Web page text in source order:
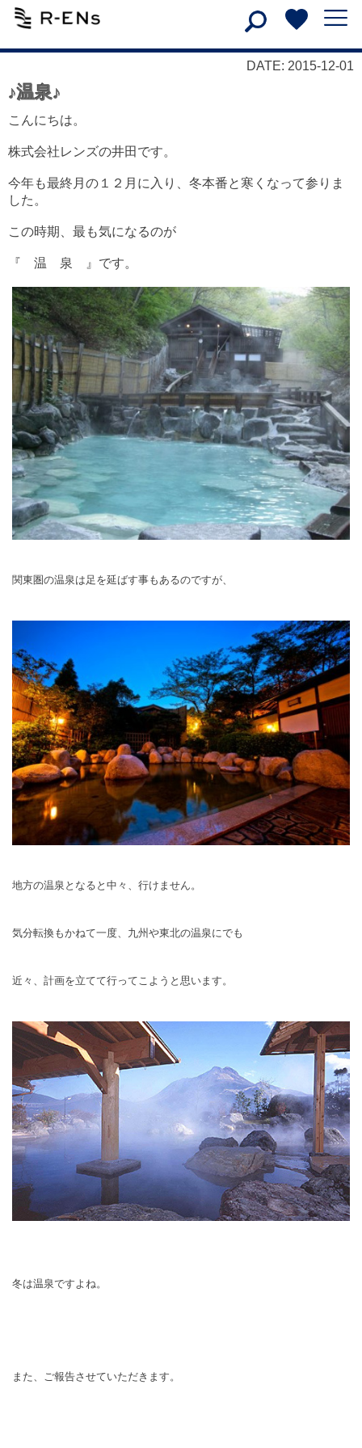
DATE: 2015-12-01
♪温泉♪
こんにちは。
株式会社レンズの井田です。
今年も最終月の１２月に入り、冬本番と寒くなって参りま
した。
この時期、最も気になるのが
『 温 泉 』です。
関東圏の温泉は足を延ばす事もあるのですが、
地方の温泉となると中々、行けません。
気分転換もかねて一度、九州や東北の温泉にでも
近々、計画を立てて行ってこようと思います。
冬は温泉ですよね。
また、ご報告させていただきます。